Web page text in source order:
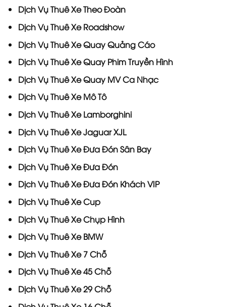
Dịch VụThuê Xe Theo Đoàn
Dịch VụThuê Xe Roadshow
Dịch VụThuê Xe Quay Quảng Cáo
Dịch VụThuê Xe Quay Phim Truyền Hình
Dịch VụThuê Xe Quay MV Ca Nhạc
Dịch VụThuê Xe Mô Tô
Dịch VụThuê Xe Lamborghini
Dịch VụThuê Xe Jaguar XJL
Dịch VụThuê Xe Đưa Đón Sân Bay
Dịch Vụ Thuê Xe Đưa Đón
Dịch VụThuê Xe Đưa Đón Khách VIP
Dịch VụThuê Xe Cup
Dịch VụThuê Xe Chụp Hình
Dịch VụThuê Xe BMW
Dịch VụThuê Xe 7 Chỗ
Dịch VụThuê Xe 45 Chỗ
Dịch VụThuê Xe 29 Chỗ